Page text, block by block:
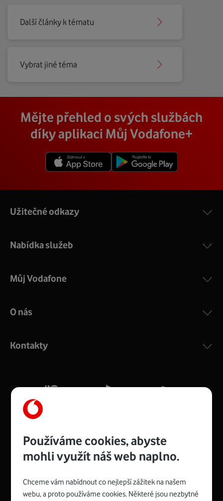
Další články k tématu
Vybrat jiné téma
Mějte přehled o svých službách
díky aplikaci Můj Vodafone+
Spojte se s Vodafonem
Užitečné odkazy
Nabídka služeb
Můj Vodafone
O nás
Kontakty
Používáme cookies, abyste
mohli využít náš web naplno.
Chceme vám nabídnout co nejlepší zážitek na našem
webu, a proto používáme cookies. Některé jsou nezbytné